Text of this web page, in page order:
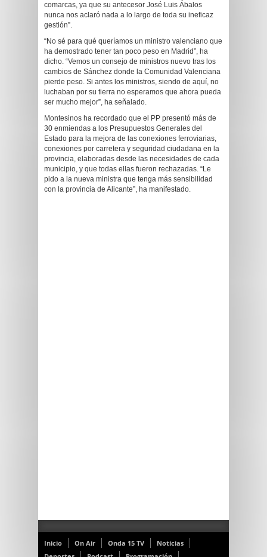
comarcas, ya que su antecesor José Luis Ábalos
nunca nos aclaró nada a lo largo de toda su ineficaz
gestión”.
“No sé para qué queríamos un ministro valenciano que
ha demostrado tener tan poco peso en Madrid”, ha
dicho. “Vemos un consejo de ministros nuevo tras los
cambios de Sánchez donde la Comunidad Valenciana
pierde peso. Si antes los ministros, siendo de aquí, no
luchaban por su tierra no esperamos que ahora pueda
ser mucho mejor”, ha señalado.
Montesinos ha recordado que el PP presentó más de
30 enmiendas a los Presupuestos Generales del
Estado para la mejora de las conexiones ferroviarias,
conexiones por carretera y seguridad ciudadana en la
provincia, elaboradas desde las necesidades de cada
municipio, y que todas ellas fueron rechazadas. “Le
pido a la nueva ministra que tenga más sensibilidad
con la provincia de Alicante”, ha manifestado.
Inicio On Air Onda 15 TV
Noticias